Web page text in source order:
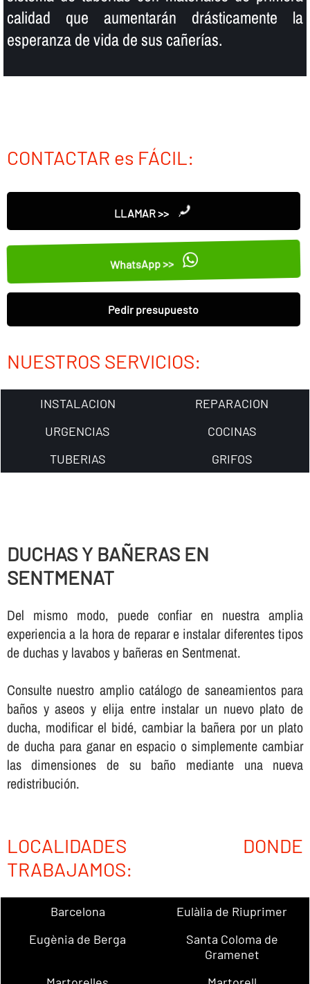
calidad que aumentarán drásticamente la
esperanza de vida de sus cañerí­as.
CONTACTAR es FÁCIL:
LLAMAR >>
WhatsApp >>
Pedir presupuesto
NUESTROS SERVICIOS:
INSTALACION
REPARACION
URGENCIAS
COCINAS
TUBERIAS
GRIFOS
DUCHAS Y BAÑERAS EN
SENTMENAT
Del mismo modo, puede confiar en nuestra amplia
experiencia a la hora de reparar e instalar diferentes tipos
de duchas y lavabos y bañeras en Sentmenat.
Consulte nuestro amplio catálogo de saneamientos para
baños y aseos y elija entre instalar un nuevo plato de
ducha, modificar el bidé, cambiar la bañera por un plato
de ducha para ganar en espacio o simplemente cambiar
las dimensiones de su baño mediante una nueva
redistribución.
LOCALIDADES DONDE
TRABAJAMOS:
Barcelona
Eulàlia de Riuprimer
Eugènia de Berga
Santa Coloma de
Gramenet